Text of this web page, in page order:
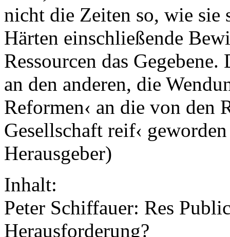
nicht die Zeiten so, wie sie
Härten einschließende
Ressourcen das
an den anderen, die
Reformen‹ an die von den
Gesellschaft reif‹
Herausgeber)
Inhalt:
Peter Schiffauer: Res
Herausforderung?